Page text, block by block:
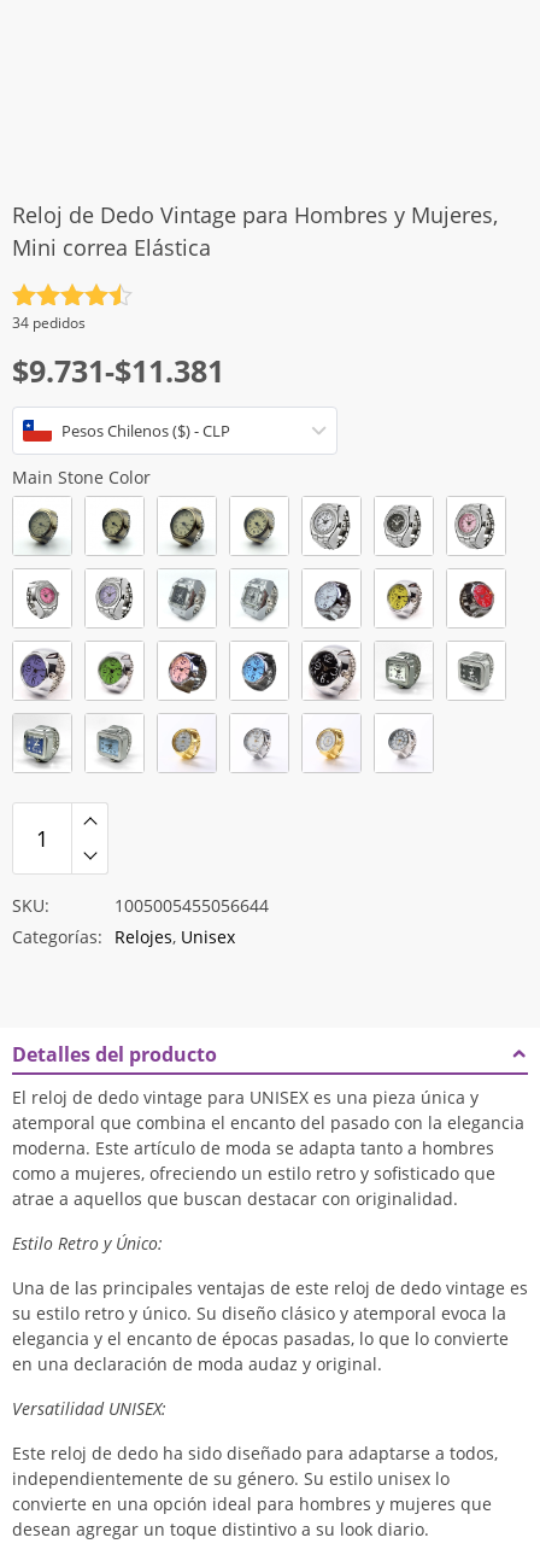
Reloj de Dedo Vintage para Hombres y Mujeres,
Mini correa Elástica
Valorado
con
de 5
34 pedidos
$9.731-$11.381
Rango
de
precios:
desde
$9.731
hasta
$11.381
Pesos Chilenos ($) - CLP
Main Stone Color
SKU:
1005005455056644
Categorías:
Relojes, Unisex
Detalles del producto
El reloj de dedo vintage para UNISEX es una pieza única y
atemporal que combina el encanto del pasado con la elegancia
moderna. Este artículo de moda se adapta tanto a hombres
como a mujeres, ofreciendo un estilo retro y sofisticado que
atrae a aquellos que buscan destacar con originalidad.
Estilo Retro y Único:
Una de las principales ventajas de este reloj de dedo vintage es
su estilo retro y único. Su diseño clásico y atemporal evoca la
elegancia y el encanto de épocas pasadas, lo que lo convierte
en una declaración de moda audaz y original.
Versatilidad UNISEX:
Este reloj de dedo ha sido diseñado para adaptarse a todos,
independientemente de su género. Su estilo unisex lo
convierte en una opción ideal para hombres y mujeres que
desean agregar un toque distintivo a su look diario.